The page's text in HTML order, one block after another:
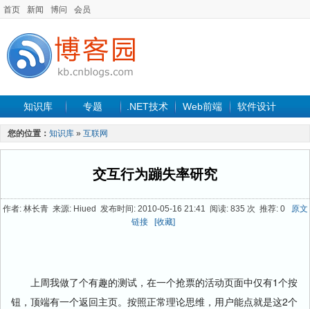
首页 新闻 博问 会员
知识库 专题 .NET技术 Web前端 软件设计
手机开发 软件工程
最新文章
您的位置： 知识库 » 互联网
交互行为蹦失率研究
作者: 林长青 来源: Hiued 发布时间: 2010-05-16 21:41 阅读: 835 次 推荐: 0
原文
链接
[收藏]
上周我做了个有趣的测试，在一个抢票的活动页面中仅有1个按
钮，顶端有一个返回主页。按照正常理论思维，用户能点就是这2个